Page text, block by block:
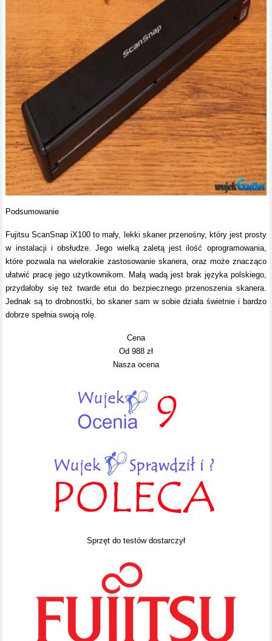
Podsumowanie
Fujitsu ScanSnap iX100 to mały, lekki skaner przenośny, który jest prosty
w instalacji i obsłudze. Jego wielką zaletą jest ilość oprogramowania,
które pozwala na wielorakie zastosowanie skanera, oraz może znacząco
ułatwić pracę jego użytkownikom. Małą wadą jest brak języka polskiego,
przydałoby się też twarde etui do bezpiecznego przenoszenia skanera.
Jednak są to drobnostki, bo skaner sam w sobie działa świetnie i bardzo
dobrze spełnia swoją rolę.
Cena
Od 988 zł
Nasza ocena
Sprzęt do testów dostarczył